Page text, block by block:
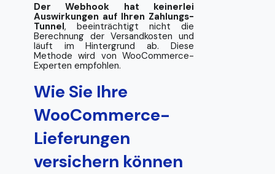
Der Webhook hat keinerlei
Auswirkungen auf Ihren Zahlungs-
Tunnel, beeinträchtigt nicht die
Berechnung der Versandkosten und
läuft im Hintergrund ab. Diese
Methode wird von WooCommerce-
Experten empfohlen.
Wie Sie Ihre
WooCommerce-
Lieferungen
versichern können